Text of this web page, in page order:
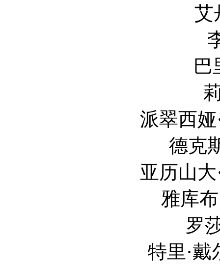
艾丹·吉
李起弘
巴里·佩
莉莉·
派翠西娅·克拉
德克斯特·
亚历山大·弗洛
雅库布·洛弗
罗莎·萨拉
特里·戴尔·帕